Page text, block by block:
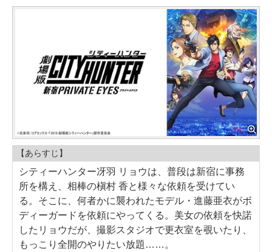
【あらすじ】
シティーハンター冴羽 リョウは、普段は新宿に事務
所を構え、相棒の槇村 香と様々な依頼を受けてい
る。そこに、何者かに襲われたモデル・進藤亜衣がボ
ディーガードを依頼にやってくる。美女の依頼を快諾
したリョウだが、撮影スタジオで更衣室を覗いたり、
もっこり全開のやりたい放題……。